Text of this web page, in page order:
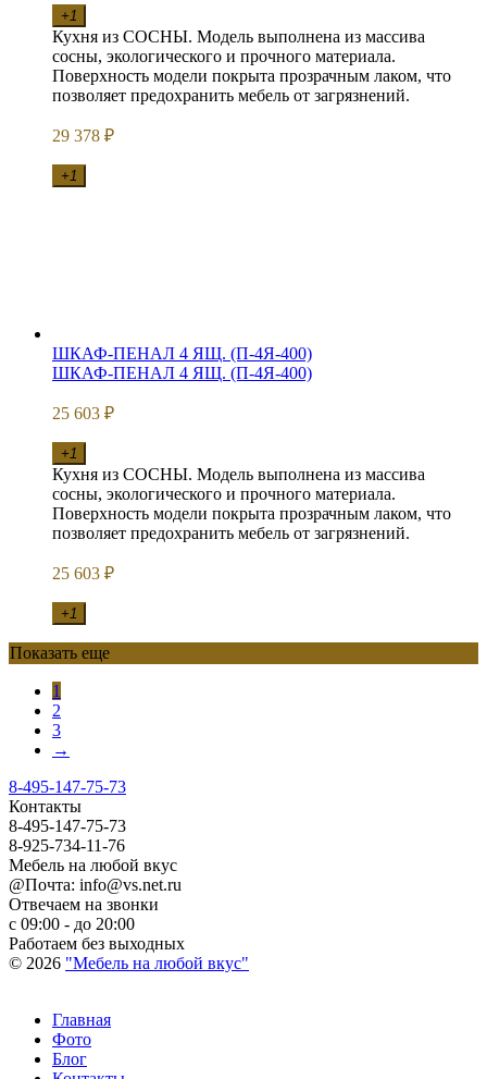
+1
Кухня из СОСНЫ. Модель выполнена из массива
сосны, экологического и прочного материала.
Поверхность модели покрыта прозрачным лаком, что
позволяет предохранить мебель от загрязнений.
29 378 ₽
+1
ШКАФ-ПЕНАЛ 4 ЯЩ. (П-4Я-400)
ШКАФ-ПЕНАЛ 4 ЯЩ. (П-4Я-400)
25 603 ₽
+1
Кухня из СОСНЫ. Модель выполнена из массива
сосны, экологического и прочного материала.
Поверхность модели покрыта прозрачным лаком, что
позволяет предохранить мебель от загрязнений.
25 603 ₽
+1
Показать еще
1
2
3
→
8-495-147-75-73
Контакты
8-495-147-75-73
8-925-734-11-76
Мебель на любой вкус
@Почта: info@vs.net.ru
Отвечаем на звонки
с 09:00 - до 20:00
Работаем без выходных
© 2026 "Мебель на любой вкус"
Главная
Фото
Блог